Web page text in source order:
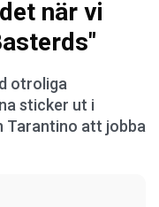
när vi
otroliga
sticker ut i
Tarantino att jobba